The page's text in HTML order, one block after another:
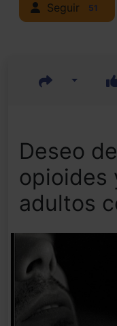
Seguir 51
Deseo
opioides
adultos